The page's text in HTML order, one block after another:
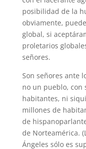
posibilidad de la
obviamente,
global, si
proletarios
señores.
Son señores ante
no un pueblo, con
habitantes, ni
millones de
de
de Norteamérica.
Ángeles sólo es